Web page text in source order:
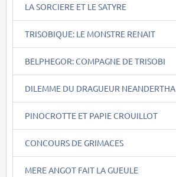
LA SORCIERE ET LE SATYRE
TRISOBIQUE: LE MONSTRE RENAIT
BELPHEGOR: COMPAGNE DE TRISOBI
DILEMME DU DRAGUEUR NEANDERTHA
PINOCROTTE ET PAPIE CROUILLOT
CONCOURS DE GRIMACES
MERE ANGOT FAIT LA GUEULE